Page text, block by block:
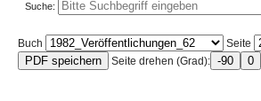
Suche:
Buch Seite
Seite drehen (Grad):